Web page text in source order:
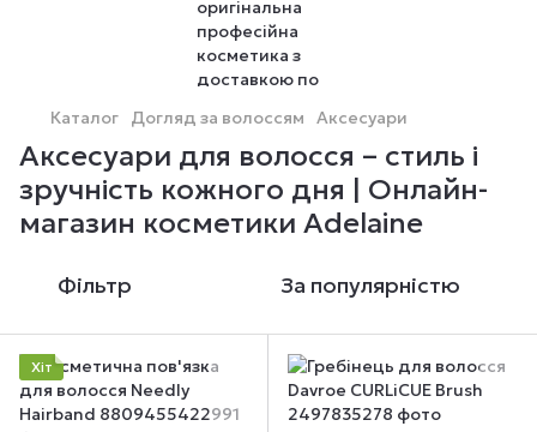
Каталог Догляд за волоссям Аксесуари
Аксесуари для волосся – стиль і
зручність кожного дня | Онлайн-
магазин косметики Adelaine
Фільтр За популярністю
Хіт